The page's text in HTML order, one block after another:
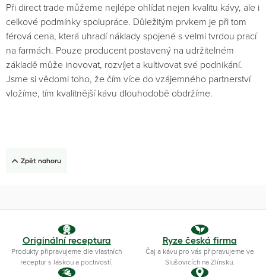
Při direct trade můžeme nejlépe ohlídat nejen kvalitu kávy, ale i
celkové podmínky spolupráce. Důležitým prvkem je při tom
férová cena, která uhradí náklady spojené s velmi tvrdou prací
na farmách. Pouze producent postavený na udržitelném
základě může inovovat, rozvíjet a kultivovat své podnikání.
Jsme si vědomi toho, že čím více do vzájemného partnerství
vložíme, tím kvalitnější kávu dlouhodobě obdržíme.
Zpět nahoru
Originální receptura
Produkty připravujeme dle vlastních
receptur s láskou a poctivostí.
Ryze česká firma
Čaj a kávu pro vás připravujeme ve
Slušovicích na Zlínsku.